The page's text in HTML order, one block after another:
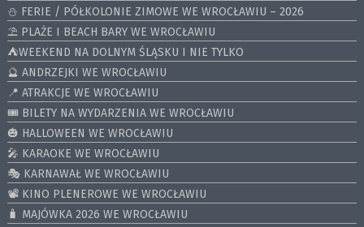
⛄️ FERIE / PÓŁKOLONIE ZIMOWE WE WROCŁAWIU – 2026
⛱️ PLAŻE I BEACH BARY WE WROCŁAWIU
⛺️WEEKEND NA DOLNYM ŚLĄSKU I NIE TYLKO
🔮 ANDRZEJKI WE WROCŁAWIU
📍 ATRAKCJE WE WROCŁAWIU
🎟️ BILETY NA WYDARZENIA WE WROCŁAWIU
🎃 HALLOWEEN WE WROCŁAWIU
🎤 KARAOKE WE WROCŁAWIU
🎭 KARNAWAŁ WE WROCŁAWIU
📽️ KINO PLENEROWE WE WROCŁAWIU
🧳 MAJÓWKA 2026 WE WROCŁAWIU